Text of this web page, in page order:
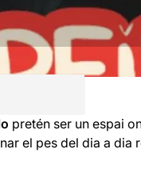
pretén ser un espai
el pes del dia a